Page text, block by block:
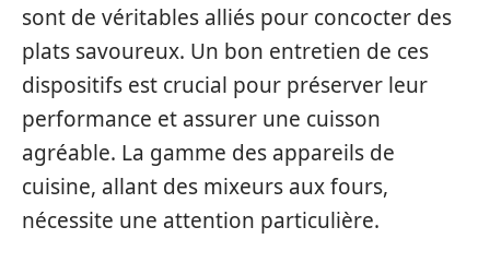
sont de véritables alliés pour concocter des
plats savoureux. Un bon entretien de ces
dispositifs est crucial pour préserver leur
performance et assurer une cuisson
agréable. La gamme des appareils de
cuisine, allant des mixeurs aux fours,
nécessite une attention particulière.